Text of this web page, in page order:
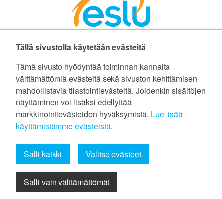
Tällä sivustolla käytetään evästeitä
Tämä sivusto hyödyntää toiminnan kannalta
välttämättömiä evästeitä sekä sivuston kehittämisen
mahdollistavia tilastointievästeitä. Joidenkin sisältöjen
näyttäminen voi lisäksi edellyttää
markkinointievästeiden hyväksymistä. Lue lisää
käyttämistämme evästeistä.​​​​​​
Salli kaikki
Salli vain välttämättömät
Valitse evästeet
Facebookissa Instagramissa
©Etelä-Suomen Liikunta ja Urheilu ry
Tietoa evästeistä (cookies)
Yhteystiedot
Tietosuojaseloste
eslu@eslu.fi